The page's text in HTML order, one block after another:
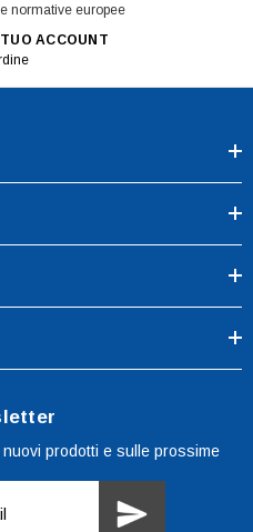
normative europee
ACCOUNT
prodotti e sulle prossime